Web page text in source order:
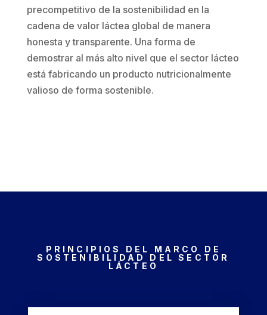
precompetitivo de la sostenibilidad en la
cadena de valor láctea global de manera
honesta y transparente. Una forma de
demostrar al más alto nivel que el sector lácteo
está fabricando un producto nutricionalmente
valioso de forma sostenible.
PRINCIPIOS DEL MARCO DE
SOSTENIBILIDAD DEL SECTOR
LÁCTEO